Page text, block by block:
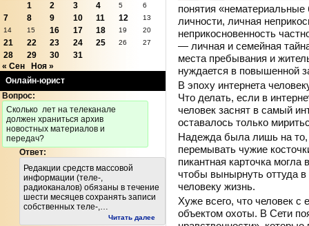
1 2 3 4 5 6
7 8 9 10 11 12
13
14
15 16 17 18 19 20
21 22 23 24 25 26 27
28 29 30
31
« Сен
Ноя »
Онлайн-юрист
Вопрос:
Cколько лет на телеканале
должен храниться архив
новостных материалов и
передач?
Ответ:
Редакции средств массовой
информации (теле-,
радиоканалов) обязаны в течение
шести месяцев сохранять записи
собственных теле-,…
Читать далее
понятия «нематериальные
личности, личная
неприкосновенность
— личная и семейная
места пребывания и
нуждается в повышенной
В эпоху интернета
Что делать, если в
человек заснят в самый
оставалось только
Надежда была лишь на то,
перемывать чужие
пикантная карточка могла
чтобы вынырнуть оттуда
человеку жизнь.
Хуже всего, что человек с
объектом охоты. В Сети